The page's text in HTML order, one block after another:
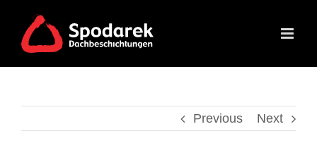
content
Previous Next